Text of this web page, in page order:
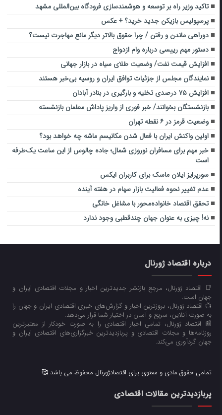
تاکید وزیر راه بر توسعه و هوشمندسازی فرودگاه بین‌المللی مشهد
پرسپولیس بازیکن جدید خرید؟ + عکس
دوراهی ماندن و رفتن / چرا حقوق بالاتر دیگر مانع مهاجرت نیست؟
دستور مهم رییسی درباره وام ازدواج
افزایش قیمت نفت/ وضعیت طلای سیاه در بازار جهانی
نمایندگان مجلس از جزئیات توافق ایران و روسیه بی‌خبر هستند
افزایش ۷۵ درصدی تخلیه و بارگیری در بنادر آبادان
بازنشستگان بخوانند/ خبر فوری از واریز پاداش معلمان بازنشسته
وضعیت قرمز در ۶ نقطه تهران
اولین واکنش ایران با فعال شدن مکانیسم ماشه چه خواهد بود؟
خبر مهم برای مسافران نوروزی شمال؛ جاده چالوس از این ساعت یک‌طرفه
است
سورپرایز ایلان ماسک برای کاربران ایکس
عدم تغییر نحوه فعالیت بازار سهام در هفته آینده
تحقق اقتصاد خانواده‌محور با مشاغل خانگی
نه! چیزی به عنوان جهان چندقطبی وجود ندارد
درباره اقتصاد ژورنال
📑 اقتصاد ژورنال، مرجع بازنشر جدیدترین اخبار و مجلات اقتصادی ایران و
جهان است.
📺 اقتصاد ژورنال، بروزترین اخبار و گزارش‌های خبری اقتصادی ایران و جهان را
به صورت آنلاین، سریع و آسان در اختیار شما قرار می‌‌دهد.
📰 اقتصاد ژورنال، تمامی اخبار اقتصادی را به صورت خودکار از معتبرترین
روزنامه‌ها و مجلات اقتصادی و پربازدیدترین خبرگزاری‌های اقتصادی ایران و
جهان گردآوری می‌کند.
تمامی حقوق مادی و معنوی برای اقتصادژورنال محفوظ می باشد 🥰
پربازدیدترین مقالات اقتصادی